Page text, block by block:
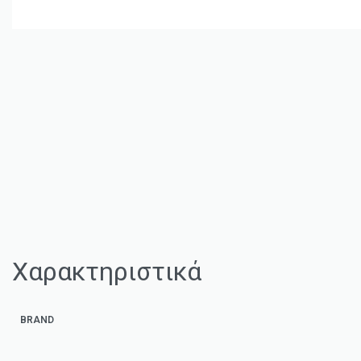
Χαρακτηριστικά
BRAND